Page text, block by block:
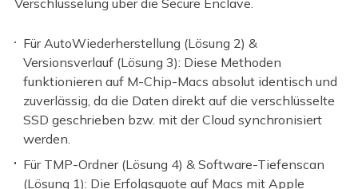
Für AutoWiederherstellung (Lösung 2) &
Versionsverlauf (Lösung 3): Diese Methoden
funktionieren auf M-Chip-Macs absolut identisch und
zuverlässig, da die Daten direkt auf die verschlüsselte
SSD geschrieben bzw. mit der Cloud synchronisiert
werden.
Für TMP-Ordner (Lösung 4) & Software-Tiefenscan
(Lösung 1): Die Erfolgsquote auf Macs mit Apple